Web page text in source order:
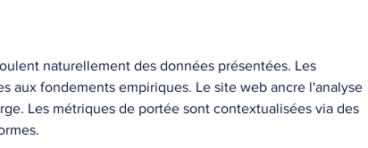
naturellement des données présentées. Les
aux fondements empiriques. Le site web ancre l'analyse
Les métriques de portée sont contextualisées via des